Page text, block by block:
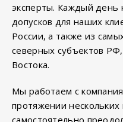
эксперты. Каждый день
допусков для наших
России, а также из
северных субъектов
Востока.
Мы работаем с
протяжении нескольких
самостоятельно